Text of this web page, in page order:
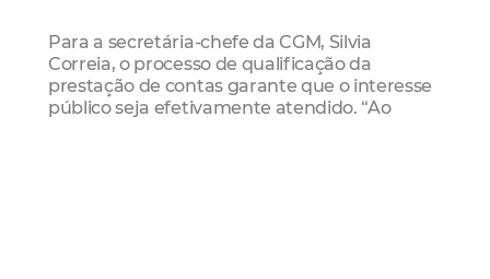
Para a secretária-chefe da CGM, Silvia
Correia, o processo de qualificação da
prestação de contas garante que o interesse
público seja efetivamente atendido. “Ao